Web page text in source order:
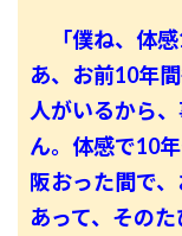
「僕ね、体感
あ、お前10年
人がいるから
ん。体感で10
阪おった間で
あって、その